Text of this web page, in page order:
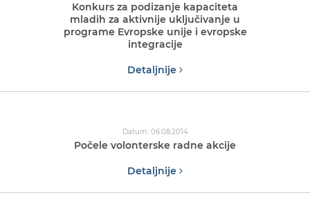
Konkurs za podizanje kapaciteta
mladih za aktivnije uključivanje u
programe Evropske unije i evropske
integracije
Detaljnije
Datum: 06.08.2014
Počele volonterske radne akcije
Detaljnije